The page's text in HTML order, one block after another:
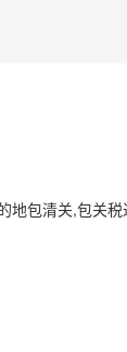
地包清关,包关税